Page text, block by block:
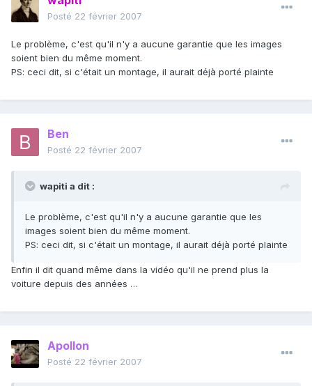
Posté 22 février 2007
Le problème, c'est qu'il n'y a aucune garantie que les images
soient bien du même moment.
PS: ceci dit, si c'était un montage, il aurait déjà porté plainte
Ben
Posté 22 février 2007
wapiti a dit :
Le problème, c'est qu'il n'y a aucune garantie que les
images soient bien du même moment.
PS: ceci dit, si c'était un montage, il aurait déjà porté plainte
Enfin il dit quand même dans la vidéo qu'il ne prend plus la
voiture depuis des années …
Apollon
Posté 22 février 2007